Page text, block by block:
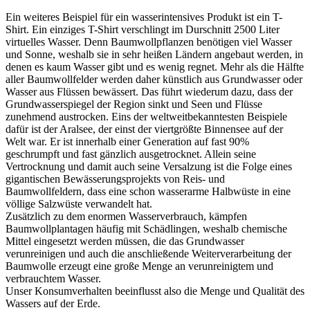
Ein weiteres Beispiel für ein wasserintensives Produkt ist ein T-
Shirt. Ein einziges T-Shirt verschlingt im Durschnitt 2500 Liter
virtuelles Wasser. Denn Baumwollpflanzen benötigen viel Wasser
und Sonne, weshalb sie in sehr heißen Ländern angebaut werden, in
denen es kaum Wasser gibt und es wenig regnet. Mehr als die Hälfte
aller Baumwollfelder werden daher künstlich aus Grundwasser oder
Wasser aus Flüssen bewässert. Das führt wiederum dazu, dass der
Grundwasserspiegel der Region sinkt und Seen und Flüsse
zunehmend austrocken. Eins der weltweitbekanntesten Beispiele
dafür ist der Aralsee, der einst der viertgrößte Binnensee auf der
Welt war. Er ist innerhalb einer Generation auf fast 90%
geschrumpft und fast gänzlich ausgetrocknet. Allein seine
Vertrocknung und damit auch seine Versalzung ist die Folge eines
gigantischen Bewässerungsprojekts von Reis- und
Baumwollfeldern, dass eine schon wasserarme Halbwüste in eine
völlige Salzwüste verwandelt hat.
Zusätzlich zu dem enormen Wasserverbrauch, kämpfen
Baumwollplantagen häufig mit Schädlingen, weshalb chemische
Mittel eingesetzt werden müssen, die das Grundwasser
verunreinigen und auch die anschließende Weiterverarbeitung der
Baumwolle erzeugt eine große Menge an verunreinigtem und
verbrauchtem Wasser.
Unser Konsumverhalten beeinflusst also die Menge und Qualität des
Wassers auf der Erde.